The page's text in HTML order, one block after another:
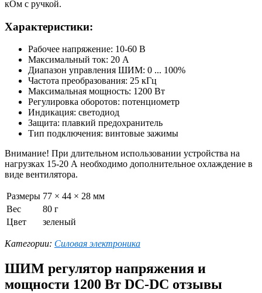
кОм с ручкой.
Характеристики:
Рабочее напряжение: 10-60 В
Максимальный ток: 20 А
Диапазон управления ШИМ: 0 ... 100%
Частота преобразования: 25 кГц
Максимальная мощность: 1200 Вт
Регулировка оборотов: потенциометр
Индикация: светодиод
Защита: плавкий предохранитель
Тип подключения: винтовые зажимы
Внимание! При длительном использовании устройства на
нагрузках 15-20 А необходимо дополнительное охлаждение в
виде вентилятора.
Размеры 77 × 44 × 28 мм
Вес
80 г
Цвет
зеленый
Категории: Силовая электроника
ШИМ регулятор напряжения и
мощности 1200 Вт DC-DC отзывы